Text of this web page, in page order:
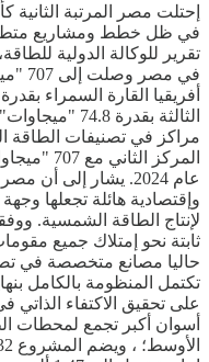
إحتلت مصر المرتبة الثانية
في ظل خطط ومشاريع
تقرير للوكالة الدولية
في
الثالثة
مراكز في تصنيفات
المركز
عام 2024. يشار إلى
وإقتصادية هائلة تجعلها
لإنتاج الطاقة الشمسية.
ثابتة نحو إمتلاك جميع
حاليا مصانع متخصصة في
على تحقيق الاكتفاء
أسوان أكبر تجمع لمحطات